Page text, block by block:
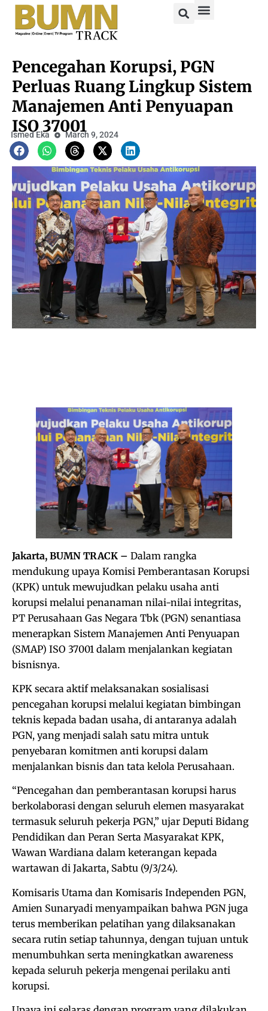
Pencegahan Korupsi, PGN
Perluas Ruang Lingkup Sistem
Manajemen Anti Penyuapan
ISO 37001
Ismed Eka March 9, 2024
Jakarta, BUMN TRACK – Dalam rangka
mendukung upaya Komisi Pemberantasan Korupsi
(KPK) untuk mewujudkan pelaku usaha anti
korupsi melalui penanaman nilai-nilai integritas,
PT Perusahaan Gas Negara Tbk (PGN) senantiasa
menerapkan Sistem Manajemen Anti Penyuapan
(SMAP) ISO 37001 dalam menjalankan kegiatan
bisnisnya.
KPK secara aktif melaksanakan sosialisasi
pencegahan korupsi melalui kegiatan bimbingan
teknis kepada badan usaha, di antaranya adalah
PGN, yang menjadi salah satu mitra untuk
penyebaran komitmen anti korupsi dalam
menjalankan bisnis dan tata kelola Perusahaan.
“Pencegahan dan pemberantasan korupsi harus
berkolaborasi dengan seluruh elemen masyarakat
termasuk seluruh pekerja PGN,” ujar Deputi Bidang
Pendidikan dan Peran Serta Masyarakat KPK,
Wawan Wardiana dalam keterangan kepada
wartawan di Jakarta, Sabtu (9/3/24).
Komisaris Utama dan Komisaris Independen PGN,
Amien Sunaryadi menyampaikan bahwa PGN juga
terus memberikan pelatihan yang dilaksanakan
secara rutin setiap tahunnya, dengan tujuan untuk
menumbuhkan serta meningkatkan awareness
kepada seluruh pekerja mengenai perilaku anti
korupsi.